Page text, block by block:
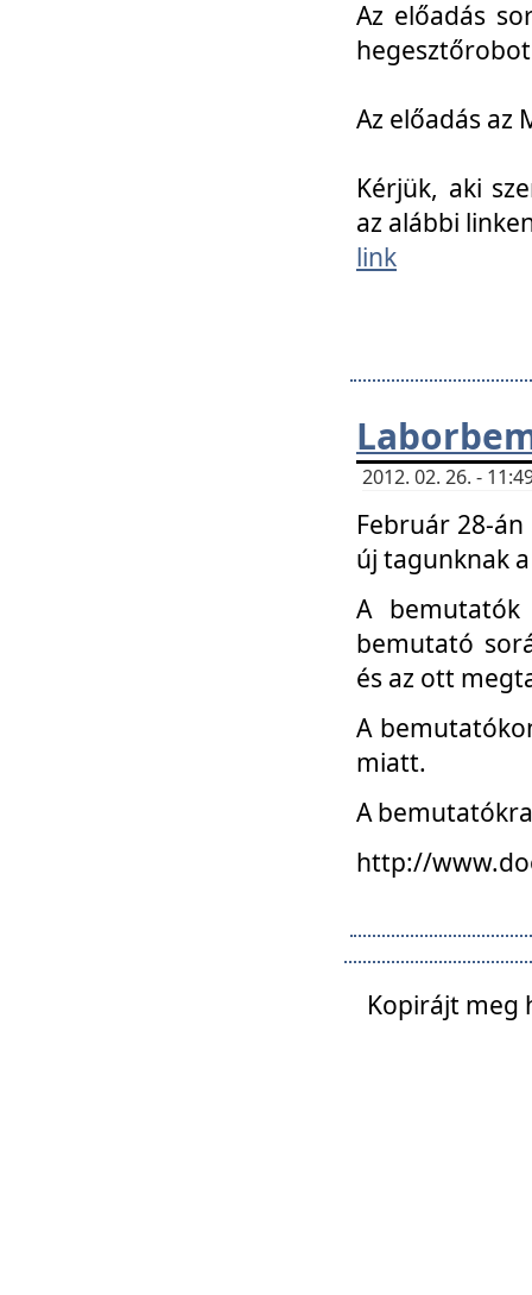
Az előadás
Az előadás az
Kérjük, aki
az alábbi
link
2012. 02. 26. -
Február 28-
új tagunknak
A
bemutató
és az ott
A
miatt.
A
http://
Kopirájt meg